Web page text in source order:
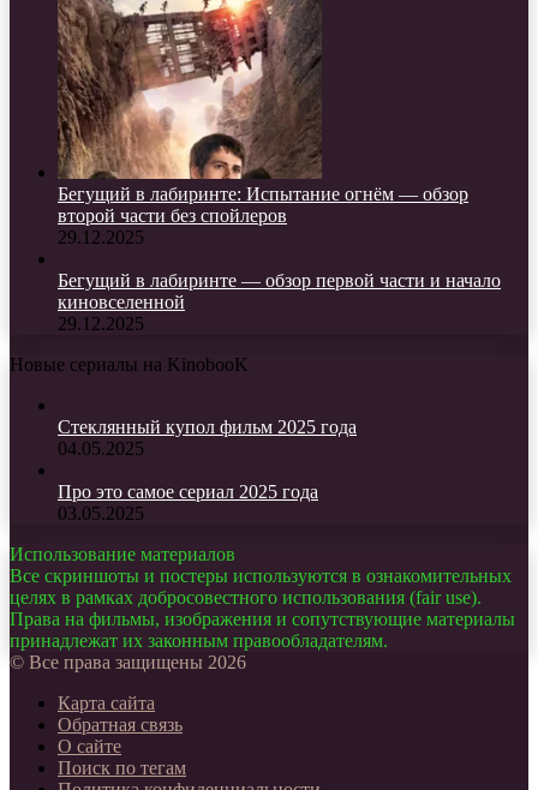
Бегущий в лабиринте: Испытание огнём — обзор
второй части без спойлеров
29.12.2025
Бегущий в лабиринте — обзор первой части и начало
киновселенной
29.12.2025
Новые сериалы на KinobooK
Стеклянный купол фильм 2025 года
04.05.2025
Про это самое сериал 2025 года
03.05.2025
Использование материалов
Все скриншоты и постеры используются в ознакомительных
целях в рамках добросовестного использования (fair use).
Права на фильмы, изображения и сопутствующие материалы
принадлежат их законным правообладателям.
© Все права защищены 2026
Карта сайта
Обратная связь
О сайте
Поиск по тегам